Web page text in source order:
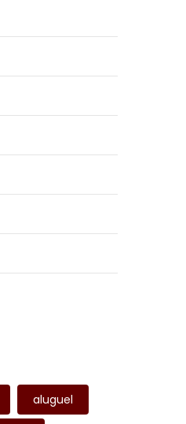
aluguel